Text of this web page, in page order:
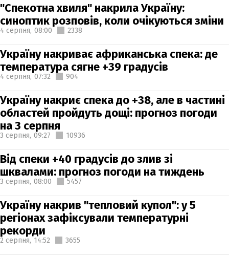
"Спекотна хвиля" накрила Україну:
синоптик розповів, коли очікуються зміни
4 серпня, 08:00 2338
Україну накриває африканська спека: де
температура сягне +39 градусів
4 серпня, 07:32 904
Україну накриє спека до +38, але в частині
областей пройдуть дощі: прогноз погоди
на 3 серпня
3 серпня, 09:27 10936
Від спеки +40 градусів до злив зі
шквалами: прогноз погоди на тиждень
3 серпня, 08:00 5457
Україну накрив "тепловий купол": у 5
регіонах зафіксували температурні
рекорди
2 серпня, 14:52 3655